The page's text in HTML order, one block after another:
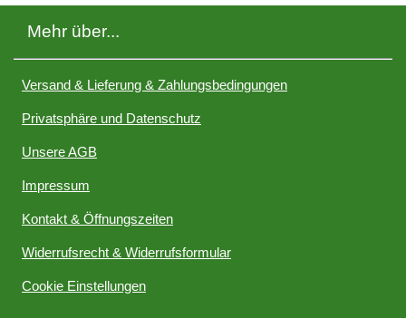
Mehr über...
Versand & Lieferung & Zahlungsbedingungen
Privatsphäre und Datenschutz
Unsere AGB
Impressum
Kontakt & Öffnungszeiten
Widerrufsrecht & Widerrufsformular
Cookie Einstellungen